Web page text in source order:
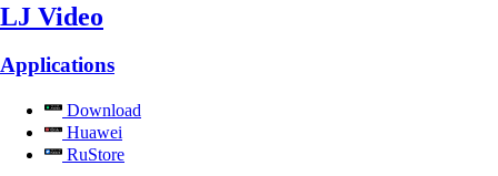
LJ Video
Applications
Download
Huawei
RuStore